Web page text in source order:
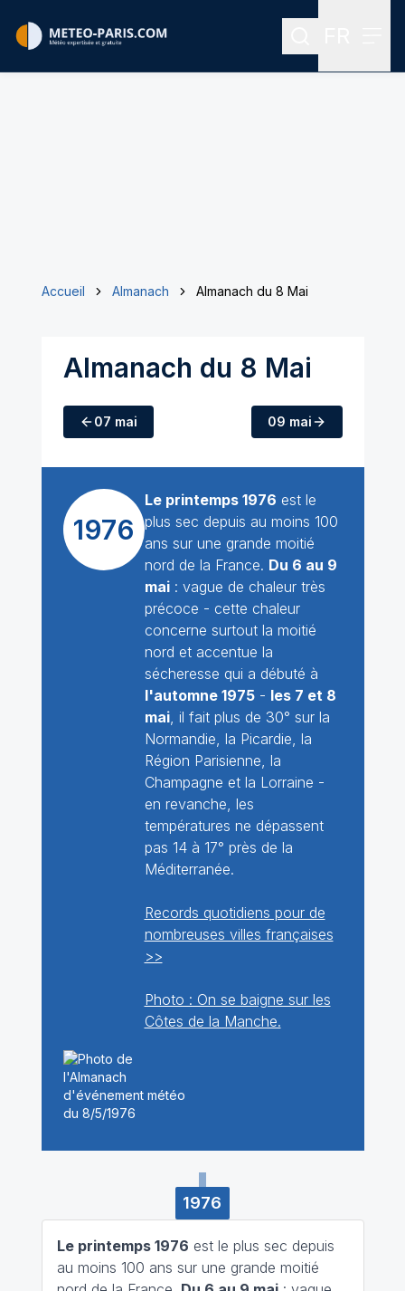
Rechercher
Accueil Almanach Almanach du 8 Mai
Almanach du 8 Mai
07 mai 09 mai
1976
Le printemps 1976 est le
plus sec depuis au moins 100
ans sur une grande moitié
nord de la France. Du 6 au 9
mai: vague de chaleur très
précoce - cette chaleur
concerne surtout la moitié
nord et accentue la
sécheresse qui a débuté à
l'automne 1975- les 7 et 8
mai, il fait plus de 30° sur la
Normandie, la Picardie, la
Région Parisienne, la
Champagne et la Lorraine -
en revanche, les
températures ne dépassent
pas 14 à 17° près de la
Méditerranée.
Records quotidiens pour de
nombreuses villes françaises
>>
Photo : On se baigne sur les
Côtes de la Manche.
1976
Le printemps 1976 est le plus sec depuis
au moins 100 ans sur une grande moitié